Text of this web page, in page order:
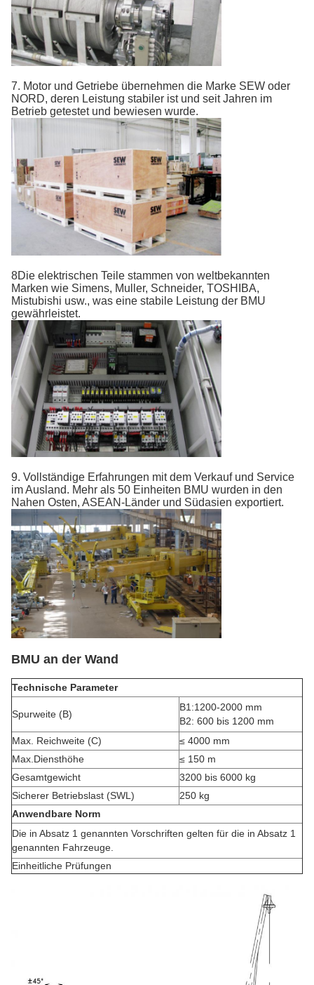
7. Motor und Getriebe übernehmen die Marke SEW oder
NORD, deren Leistung stabiler ist und seit Jahren im
Betrieb getestet und bewiesen wurde.
8Die elektrischen Teile stammen von weltbekannten
Marken wie Simens, Muller, Schneider, TOSHIBA,
Mistubishi usw., was eine stabile Leistung der BMU
gewährleistet.
9. Vollständige Erfahrungen mit dem Verkauf und Service
im Ausland. Mehr als 50 Einheiten BMU wurden in den
Nahen Osten, ASEAN-Länder und Südasien exportiert.
BMU an der Wand
Technische Parameter
Spurweite (B)
B1:1200-2000 mm
B2: 600 bis 1200 mm
Max. Reichweite (C)
≤ 4000 mm
Max.Diensthöhe
≤ 150 m
Gesamtgewicht
3200 bis 6000 kg
Sicherer Betriebslast (SWL)
250 kg
Anwendbare Norm
Die in Absatz 1 genannten Vorschriften gelten für die in Absatz 1
genannten Fahrzeuge.
Einheitliche Prüfungen